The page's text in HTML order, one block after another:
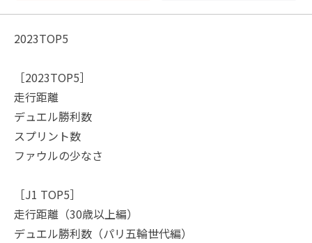
2023TOP5
［2023TOP5］
走行距離
デュエル勝利数
スプリント数
ファウルの少なさ
［J1 TOP5］
走行距離（30歳以上編）
デュエル勝利数（パリ五輪世代編）